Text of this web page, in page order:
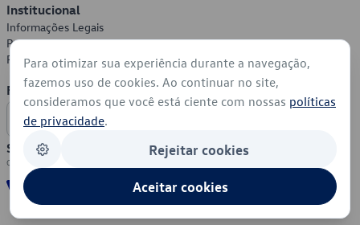
Institucional
Informações Legais
Política de Privacidade
Política de Cookies
Formas de Pagamento
Segurança
Para otimizar sua experiência durante a navegação,
fazemos uso de cookies. Ao continuar no site,
consideramos que você está ciente com nossas políticas
de privacidade.
Rejeitar cookies
Aceitar cookies